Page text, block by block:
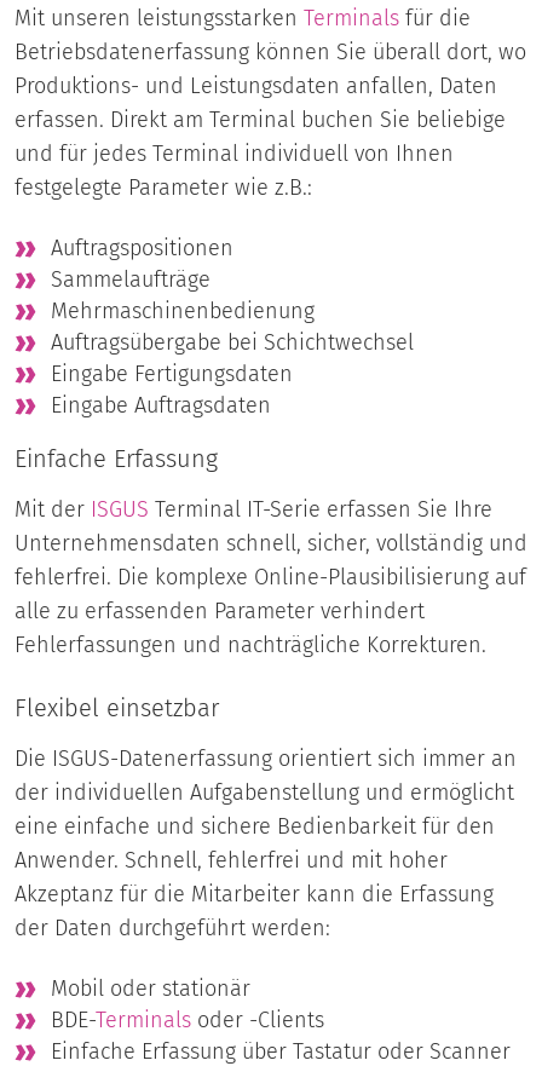
Mit unseren leistungsstarken Terminals für die
Betriebsdatenerfassung können Sie überall dort, wo
Produktions- und Leistungsdaten anfallen, Daten
erfassen. Direkt am Terminal buchen Sie beliebige
und für jedes Terminal individuell von Ihnen
festgelegte Parameter wie z.B.:
Auftragspositionen
Sammelaufträge
Mehrmaschinenbedienung
Auftragsübergabe bei Schichtwechsel
Eingabe Fertigungsdaten
Eingabe Auftragsdaten
Einfache Erfassung
Mit der ISGUS Terminal IT-Serie erfassen Sie Ihre
Unternehmensdaten schnell, sicher, vollständig und
fehlerfrei. Die komplexe Online-Plausibilisierung auf
alle zu erfassenden Parameter verhindert
Fehlerfassungen und nachträgliche Korrekturen.
Flexibel einsetzbar
Die ISGUS-Datenerfassung orientiert sich immer an
der individuellen Aufgabenstellung und ermöglicht
eine einfache und sichere Bedienbarkeit für den
Anwender. Schnell, fehlerfrei und mit hoher
Akzeptanz für die Mitarbeiter kann die Erfassung
der Daten durchgeführt werden:
Mobil oder stationär
BDE-Terminals oder -Clients
Einfache Erfassung über Tastatur oder Scanner